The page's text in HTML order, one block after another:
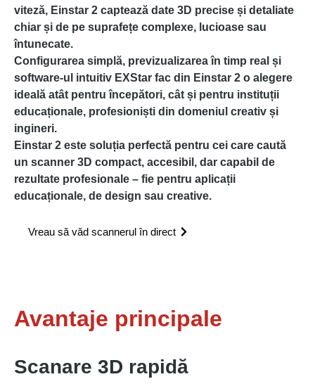
viteză, Einstar 2 captează date 3D precise și detaliate
chiar și de pe suprafețe complexe, lucioase sau
întunecate.
Configurarea simplă, previzualizarea în timp real și
software-ul intuitiv EXStar fac din Einstar 2 o alegere
ideală atât pentru începători, cât și pentru instituții
educaționale, profesioniști din domeniul creativ și
ingineri.
Einstar 2 este soluția perfectă pentru cei care caută
un scanner 3D compact, accesibil, dar capabil de
rezultate profesionale – fie pentru aplicații
educaționale, de design sau creative.
Vreau să văd scannerul în direct
Avantaje principale
Scanare 3D rapidă